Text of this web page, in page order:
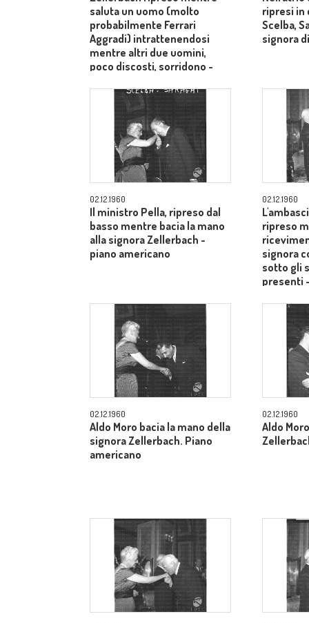
saluta un uomo (molto
probabilmente Ferrari
Aggradi) intrattenendosi
mentre altri due uomini,
poco discosti, sorridono -
ripresi in
Scelba,
signora
02.12.1960
Il ministro Pella, ripreso dal
basso mentre bacia la mano
alla signora Zellerbach -
piano americano
02.12.1960
ripreso
signora
sotto gli
presenti
02.12.1960
Aldo Moro bacia la mano della
signora Zellerbach. Piano
americano
02.12.1960
Aldo